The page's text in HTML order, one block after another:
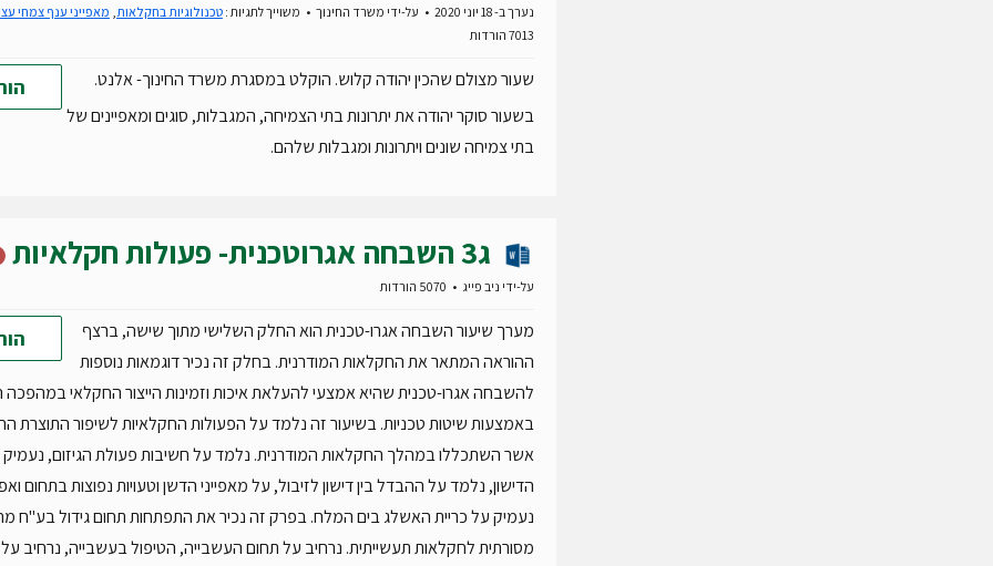
נערך ב- 18 יוני 2020 על-ידי משרד החינוך משוייך לתגיות :טכנולוגיות בחקלאות, מאפייני ענף צמחי
7013 הורדות
שעור מצולם שהכין יהודה קלוש. הוקלט במסגרת משרד החינוך- אלנט.
בשעור סוקר יהודה את יתרונות בתי הצמיחה, המגבלות, סוגים ומאפיינים של
בתי צמיחה שונים ויתרונות ומגבלות שלהם.
ג3 השבחה אגרוטכנית- פעולות חקלאיות
על-ידי ניב פייג
מערך שיעור השבחה אגרו-טכנית הוא החלק השלישי מתוך שישה, ברצף
ההוראה המתאר את החקלאות המודרנית. בחלק זה נכיר דוגמאות נוספות
להשבחה אגרו-טכנית שהיא אמצעי להעלאת איכות וזמינות הייצור החקלאי במהפכה
באמצעות שיטות טכניות. בשיעור זה נלמד על הפעולות החקלאיות לשיפור התוצרת
אשר השתכללו במהלך החקלאות המודרנית. נלמד על חשיבות פעולת הגיזום,
הדישון, נלמד על ההבדל בין דישון לזיבול, על מאפייני הדשן וטעויות נפוצות בתחום
נעמיק על כריית האשלג בים המלח. בפרק זה נכיר את התפתחות תחום גידול בע"ח
מסורתית לחקלאות תעשייתית. נרחיב על תחום העשבייה, הטיפול בעשבייה, נרחיב על